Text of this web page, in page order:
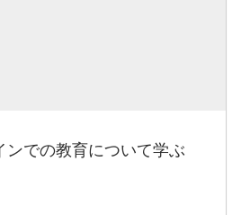
ンでの教育について学ぶ